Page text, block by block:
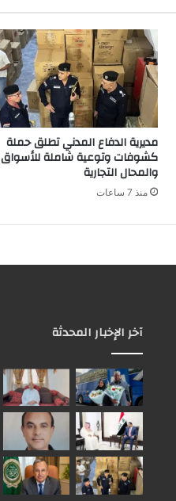
مديرية الدفاع المدني تطلق حملة
كشوفات وتوعية شاملة للأسواق
والمحال التجارية
منذ 7 ساعات
آخر الإخبار المحدثة